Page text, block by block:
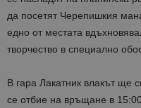
да посетят Черепишкия
едно от местата
творчество в специално
В гара Лакатник влакът ще
се отбие на връщане в